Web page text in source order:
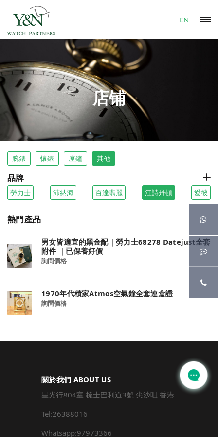
EN
店铺
腕錶 懷錶 座鐘 其他
品牌
勞力士 沛納海 百達翡麗 江詩丹頓 愛彼
熱門產品
男女皆適宜的黑金配｜勞力士68278 Datejust全套
附件 ｜已保養好價
詢問價格
1970年代積家Atmos空氣鐘全套連盒證
詢問價格
關於我們 ABOUT US
星光行804室 梳士巴利道3號 尖沙咀 香港
Tel:26388016
Whatsapp:97973366